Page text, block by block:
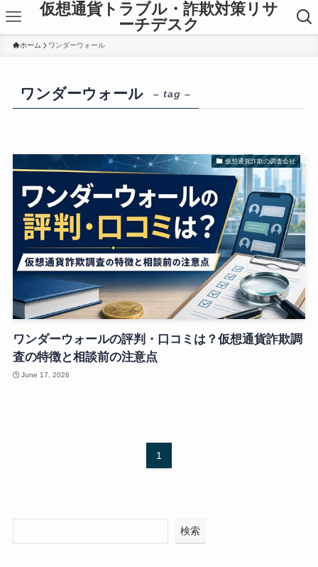
仮想通貨トラブル・詐欺対策リサ
ーチデスク
ホーム ワンダーウォール
ワンダーウォール – tag –
仮想通貨詐欺の調査会社
ワンダーウォールの評判・口コミは？仮想通貨詐欺調
査の特徴と相談前の注意点
June 17, 2026
1
検索